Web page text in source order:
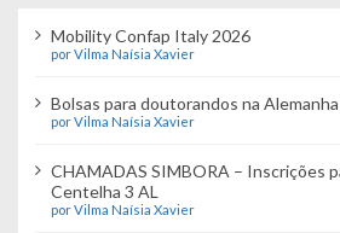
Mobility Confap Italy 2026
por Vilma Naísia Xavier
Bolsas para doutorandos na
por Vilma Naísia Xavier
CHAMADAS SIMBORA – Inscrições
Centelha 3 AL
por Vilma Naísia Xavier